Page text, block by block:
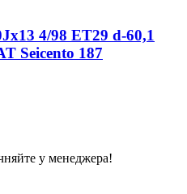
4/98 ET29 d-60,1
Seicento 187
у менеджера!